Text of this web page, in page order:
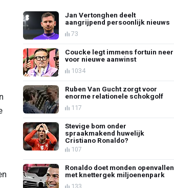
Jan Vertonghen deelt
aangrijpend persoonlijk nieuws
73
Coucke legt immens fortuin neer
voor nieuwe aanwinst
1034
Ruben Van Gucht zorgt voor
enorme relationele schokgolf
117
Stevige bom onder
spraakmakend huwelijk
Cristiano Ronaldo?
107
Ronaldo doet monden openvallen
met knettergek miljoenenpark
133